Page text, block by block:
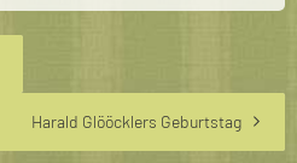
Harald Glööcklers Geburtstag